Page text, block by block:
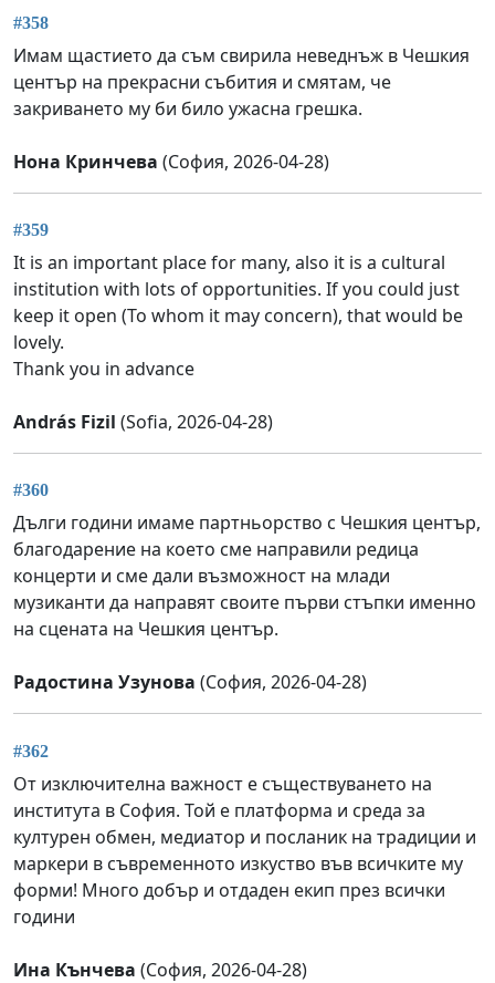
#358
Имам щастието да съм свирила неведнъж в Чешкия
център на прекрасни събития и смятам, че
закриването му би било ужасна грешка.
Нона Кринчева (София, 2026-04-28)
#359
It is an important place for many, also it is a cultural
institution with lots of opportunities. If you could just
keep it open (To whom it may concern), that would be
lovely.
Thank you in advance
András Fizil (Sofia, 2026-04-28)
#360
Дълги години имаме партньорство с Чешкия център,
благодарение на което сме направили редица
концерти и сме дали възможност на млади
музиканти да направят своите първи стъпки именно
на сцената на Чешкия център.
Радостина Узунова (София, 2026-04-28)
#362
От изключителна важност е съществуването на
института в София. Той е платформа и среда за
културен обмен, медиатор и посланик на традиции и
маркери в съвременното изкуство във всичките му
форми! Много добър и отдаден екип през всички
години
Ина Кънчева (София, 2026-04-28)